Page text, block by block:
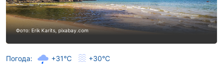
Фото: Erik Karits, pixabay.com
Погода: +31°C +30°C